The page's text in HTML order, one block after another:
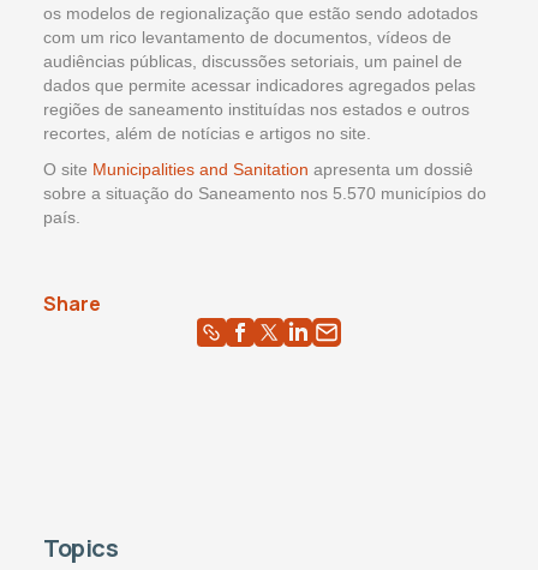
os modelos de regionalização que estão sendo adotados
com um rico levantamento de documentos, vídeos de
audiências públicas, discussões setoriais, um painel de
dados que permite acessar indicadores agregados pelas
regiões de saneamento instituídas nos estados e outros
recortes, além de notícias e artigos no site.
O site Municipalities and Sanitation apresenta um dossiê
sobre a situação do Saneamento nos 5.570 municípios do
país.
Share
Topics